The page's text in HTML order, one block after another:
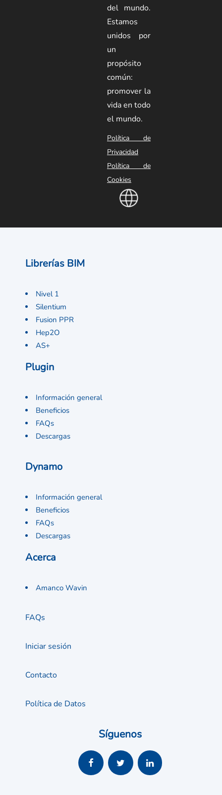
del mundo.
Estamos
unidos por
un
propósito
común:
promover la
vida en todo
el mundo.
Política de
Privacidad
Política de
Cookies
Librerías BIM
Nivel 1
Silentium
Fusion PPR
Hep2O
AS+
Plugin
Información general
Beneficios
FAQs
Descargas
Dynamo
Información general
Beneficios
FAQs
Descargas
Acerca
Amanco Wavin
FAQs
Iniciar sesión
Contacto
Política de Datos
Síguenos